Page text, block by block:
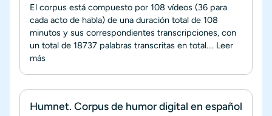
El corpus está compuesto por 108 vídeos (36 para
cada acto de habla) de una duración total de 108
minutos y sus correspondientes transcripciones, con
un total de 18737 palabras transcritas en total.... Leer
más
Humnet. Corpus de humor digital en español